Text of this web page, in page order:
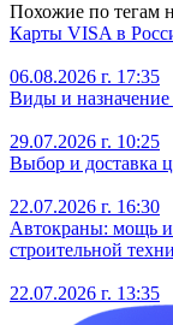
Похожие по тегам
Карты VISA в
06.08.2026 г. 17:35
Виды и
29.07.2026 г. 10:25
Выбор и доставка
22.07.2026 г. 16:30
Автокраны: мощь и
строительной
22.07.2026 г. 13:35